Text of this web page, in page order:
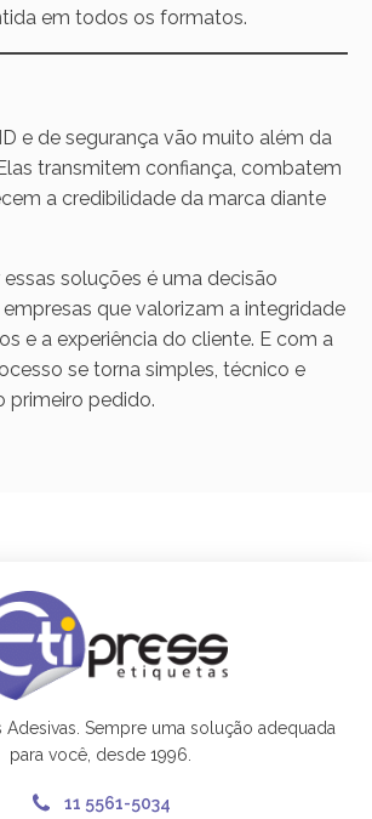
em todos os formatos.
e de segurança vão muito além da
transmitem confiança, combatem
a credibilidade da marca diante
soluções é uma decisão
que valorizam a integridade
e a experiência do cliente. E com a
se torna simples, técnico e
primeiro pedido.
Adesivas. Sempre uma solução adequada
para você, desde 1996.
11 5561-5034